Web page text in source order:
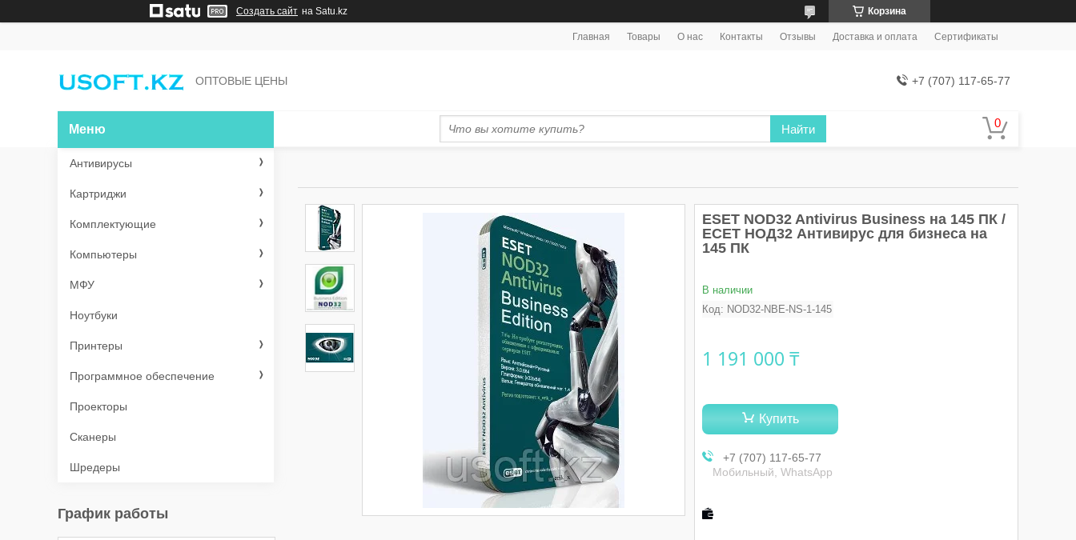
Создать сайт на Satu.kz Корзина
Главная Товары О нас Контакты Отзывы Доставка и оплата Сертификаты
ОПТОВЫЕ ЦЕНЫ +7 (707) 117-65-77
Найти
ESET NOD32 Antivirus Business на 145 ПК /
ЕСЕТ НОД32 Антивирус для бизнеса на
145 ПК
В наличии
Код: NOD32-NBE-NS-1-145
1 191 000 ₸
Купить
+7 (707) 117-65-77
Мобильный, WhatsApp
Антивирусы
Картриджи
Комплектующие
Компьютеры
МФУ
Ноутбуки
Принтеры
Программное обеспечение
Проекторы
Сканеры
Шредеры
График работы